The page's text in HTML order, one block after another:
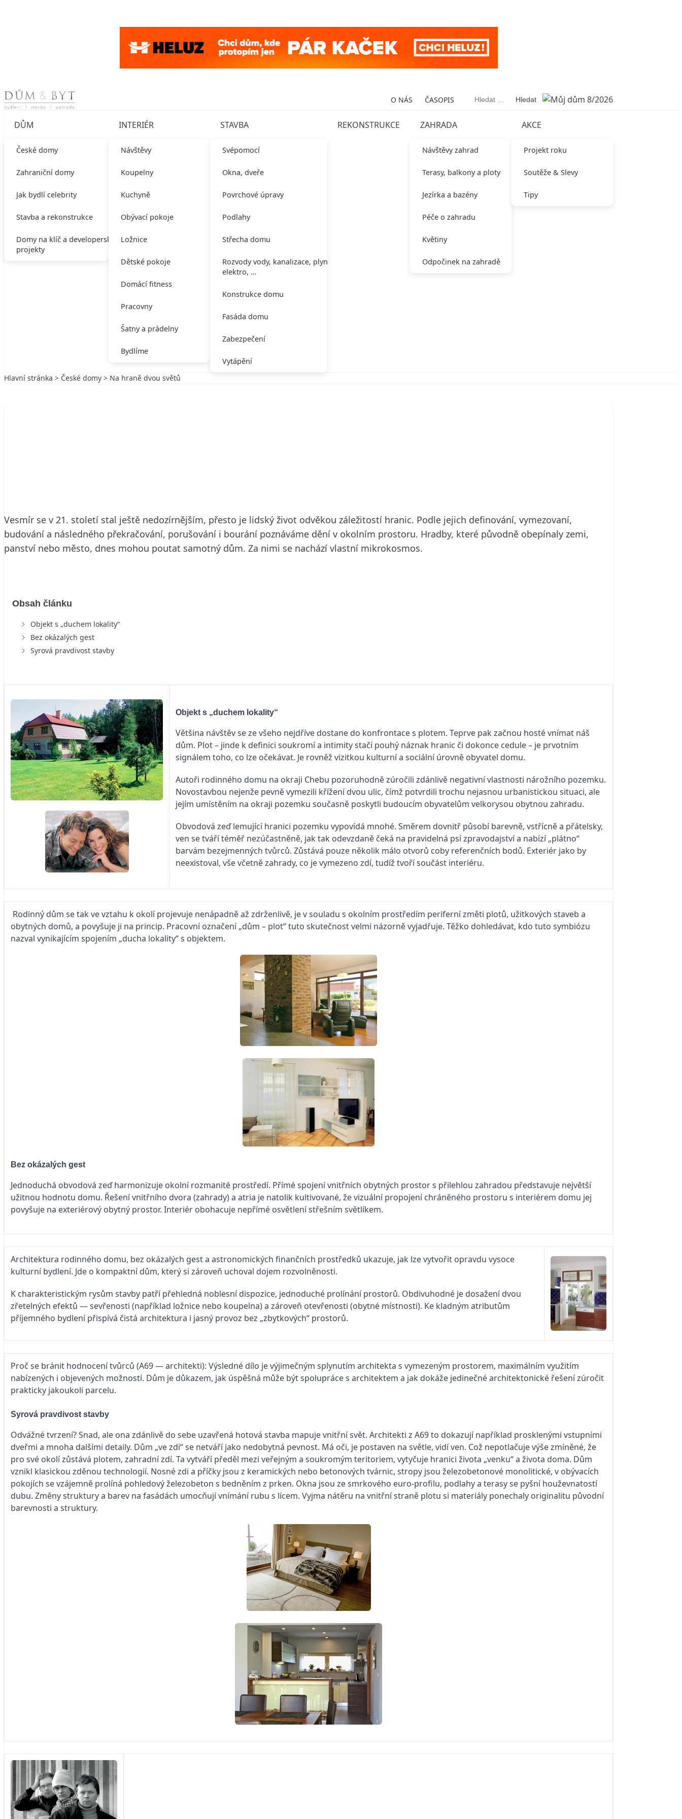
Skip to content O NÁS ČASOPIS Vyhledávání
DŮM
České domy
Zahraniční domy
Jak bydlí celebrity
Stavba a rekonstrukce
Domy na klíč a developerské
projekty
INTERIÉR
Návštěvy
Koupelny
Kuchyně
Obývací pokoje
Ložnice
Dětské pokoje
Domácí fitness
Pracovny
Šatny a prádelny
Bydlíme
STAVBA
Svépomocí
Okna, dveře
Povrchové úpravy
Podlahy
Střecha domu
Rozvody vody, kanalizace, plynu,
elektro, …
Konstrukce domu
Fasáda domu
Zabezpečení
Vytápění
REKONSTRUKCE ZAHRADA
Návštěvy zahrad
Terasy, balkony a ploty
Jezírka a bazény
Péče o zahradu
Květiny
Odpočinek na zahradě
AKCE
Projekt roku
Soutěže & Slevy
Tipy
Hlavní stránka > České domy > Na hraně dvou světů
Vesmír se v 21. století stal ještě nedozírnějším, přesto je lidský život odvěkou záležitostí hranic. Podle jejich definování, vymezovaní,
budování a následného překračování, porušování i bourání poznáváme dění v okolním prostoru. Hradby, které původně obepínaly zemi,
panství nebo město, dnes mohou poutat samotný dům. Za nimi se nachází vlastní mikrokosmos.
Obsah článku
Objekt s „duchem lokality“
Bez okázalých gest
Syrová pravdivost stavby
Objekt s „duchem lokality“
Většina návštěv se ze všeho nejdříve dostane do konfrontace s plotem. Teprve pak začnou hosté vnímat náš
dům. Plot – jinde k definici soukromí a intimity stačí pouhý náznak hranic či dokonce cedule – je prvotním
signálem toho, co lze očekávat. Je rovněž vizitkou kulturní a sociální úrovně obyvatel domu.
Autoři rodinného domu na okraji Chebu pozoruhodně zúročili zdánlivě negativní vlastnosti nárožního pozemku.
Novostavbou nejenže pevně vymezili křížení dvou ulic, čímž potvrdili trochu nejasnou urbanistickou situaci, ale
jejím umístěním na okraji pozemku současně poskytli budoucím obyvatelům velkorysou obytnou zahradu.
Obvodová zeď lemující hranici pozemku vypovídá mnohé. Směrem dovnitř působí barevně, vstřícně a přátelsky,
ven se tváří téměř nezúčastněně, jak tak odevzdaně čeká na pravidelná psí zpravodajství a nabízí „plátno“
barvám bezejmenných tvůrců. Zůstává pouze několik málo otvorů coby referenčních bodů. Exteriér jako by
neexistoval, vše včetně zahrady, co je vymezeno zdí, tudíž tvoří součást interiéru.
Rodinný dům se tak ve vztahu k okolí projevuje nenápadně až zdrženlivě, je v souladu s okolním prostředím periferní změti plotů, užitkových staveb a
obytných domů, a povyšuje ji na princip. Pracovní označení „dům – plot“ tuto skutečnost velmi názorně vyjadřuje. Těžko dohledávat, kdo tuto symbiózu
nazval vynikajícím spojením „ducha lokality“ s objektem.
Bez okázalých gest
Jednoduchá obvodová zeď harmonizuje okolní rozmanité prostředí. Přímé spojení vnitřních obytných prostor s přilehlou zahradou představuje největší
užitnou hodnotu domu. Řešení vnitřního dvora (zahrady) a atria je natolik kultivované, že vizuální propojení chráněného prostoru s interiérem domu jej
povyšuje na exteriérový obytný prostor. Interiér obohacuje nepřímé osvětlení střešním světlíkem.
Architektura rodinného domu, bez okázalých gest a astronomických finančních prostředků ukazuje, jak lze vytvořit opravdu vysoce
kulturní bydlení. Jde o kompaktní dům, který si zároveň uchoval dojem rozvolněnosti.
K charakteristickým rysům stavby patří přehledná noblesní dispozice, jednoduché prolínání prostorů. Obdivuhodné je dosažení dvou
zřetelných efektů — sevřenosti (například ložnice nebo koupelna) a zároveň otevřenosti (obytné místnosti). Ke kladným atributům
příjemného bydlení přispívá čistá architektura i jasný provoz bez „zbytkových“ prostorů.
Proč se bránit hodnocení tvůrců (A69 — architekti): Výsledné dílo je výjimečným splynutím architekta s vymezeným prostorem, maximálním využitím
nabízených i objevených možností. Dům je důkazem, jak úspěšná může být spolupráce s architektem a jak dokáže jedinečné architektonické řešení zúročit
prakticky jakoukoli parcelu.
Syrová pravdivost stavby
Odvážné tvrzení? Snad, ale ona zdánlivě do sebe uzavřená hotová stavba mapuje vnitřní svět. Architekti z A69 to dokazují například prosklenými vstupními
dveřmi a mnoha dalšími detaily. Dům „ve zdi“ se netváří jako nedobytná pevnost. Má oči, je postaven na světle, vidí ven. Což nepotlačuje výše zmíněné, že
pro své okolí zůstává plotem, zahradní zdí. Ta vytváří předěl mezi veřejným a soukromým teritoriem, vytyčuje hranici života „venku“ a života doma. Dům
vznikl klasickou zděnou technologií. Nosné zdi a příčky jsou z keramických nebo betonových tvárnic, stropy jsou železobetonové monolitické, v obývacích
pokojích se vzájemně prolíná pohledový železobeton s bedněním z prken. Okna jsou ze smrkového euro-profilu, podlahy a terasy se pyšní houževnatostí
dubu. Změny struktury a barev na fasádách umocňují vnímání rubu s lícem. Vyjma nátěru na vnitřní straně plotu si materiály ponechaly originalitu původní
barevnosti a struktury.